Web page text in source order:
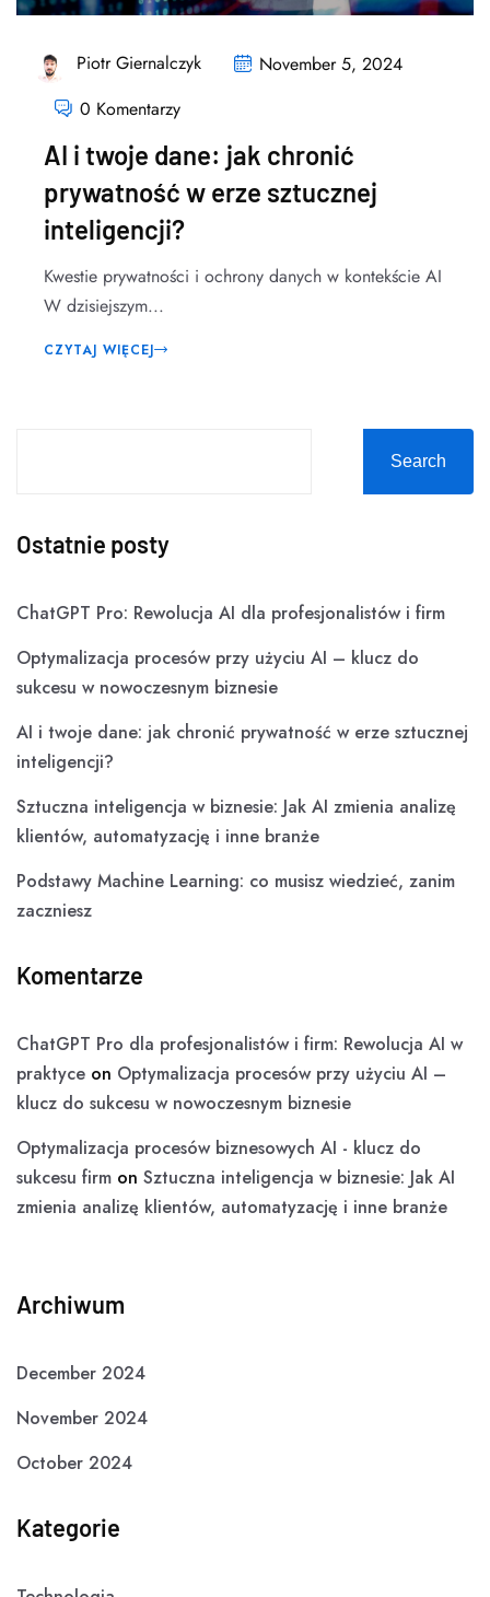
Piotr Giernalczyk
November 5, 2024
0 Komentarzy
AI i twoje dane: jak chronić
prywatność w erze sztucznej
inteligencji?
Kwestie prywatności i ochrony danych w kontekście AI
W dzisiejszym...
CZYTAJ WIĘCEJ
Search
Ostatnie posty
ChatGPT Pro: Rewolucja AI dla profesjonalistów i firm
Optymalizacja procesów przy użyciu AI – klucz do
sukcesu w nowoczesnym biznesie
AI i twoje dane: jak chronić prywatność w erze sztucznej
inteligencji?
Sztuczna inteligencja w biznesie: Jak AI zmienia analizę
klientów, automatyzację i inne branże
Podstawy Machine Learning: co musisz wiedzieć, zanim
zaczniesz
Komentarze
ChatGPT Pro dla profesjonalistów i firm: Rewolucja AI w
praktyce on Optymalizacja procesów przy użyciu AI –
klucz do sukcesu w nowoczesnym biznesie
Optymalizacja procesów biznesowych AI - klucz do
sukcesu firm on Sztuczna inteligencja w biznesie: Jak AI
zmienia analizę klientów, automatyzację i inne branże
Archiwum
December 2024
November 2024
October 2024
Kategorie